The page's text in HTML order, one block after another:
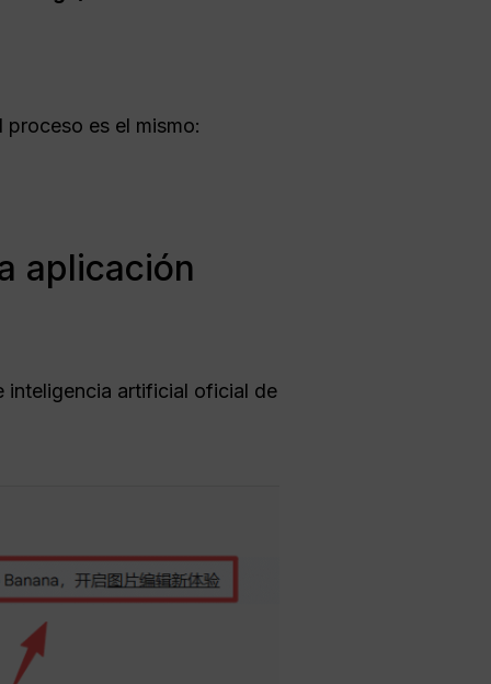
es el mismo:
aplicación
inteligencia artificial oficial de